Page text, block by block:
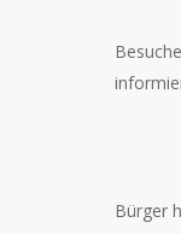
Bürger